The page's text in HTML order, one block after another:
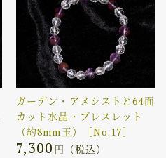
ガーデン・アメシストと64面
カット水晶・ブレスレット
（約8mm玉）［No.17］
7,300 円（税込）